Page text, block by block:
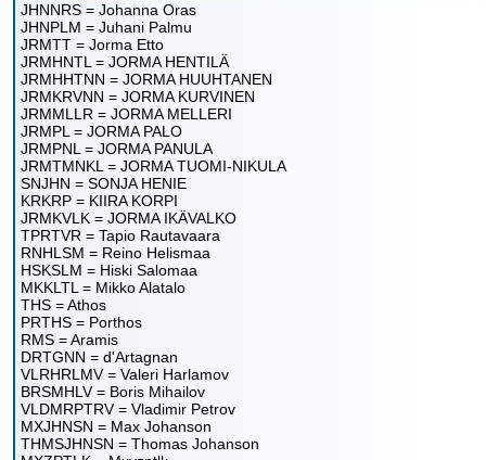
JHNNRS = Johanna Oras
JHNPLM = Juhani Palmu
JRMTT = Jorma Etto
JRMHNTL = JORMA HENTILÄ
JRMHHTNN = JORMA HUUHTANEN
JRMKRVNN = JORMA KURVINEN
JRMMLLR = JORMA MELLERI
JRMPL = JORMA PALO
JRMPNL = JORMA PANULA
JRMTMNKL = JORMA TUOMI-NIKULA
SNJHN = SONJA HENIE
KRKRP = KIIRA KORPI
JRMKVLK = JORMA IKÄVALKO
TPRTVR = Tapio Rautavaara
RNHLSM = Reino Helismaa
HSKSLM = Hiski Salomaa
MKKLTL = Mikko Alatalo
THS = Athos
PRTHS = Porthos
RMS = Aramis
DRTGNN = d'Artagnan
VLRHRLMV = Valeri Harlamov
BRSMHLV = Boris Mihailov
VLDMRPTRV = Vladimir Petrov
MXJHNSN = Max Johanson
THMSJHNSN = Thomas Johanson